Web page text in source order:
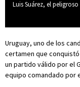
Luis Suárez, el
Uruguay, uno de los
certamen que
un partido válido por el
equipo comandado por